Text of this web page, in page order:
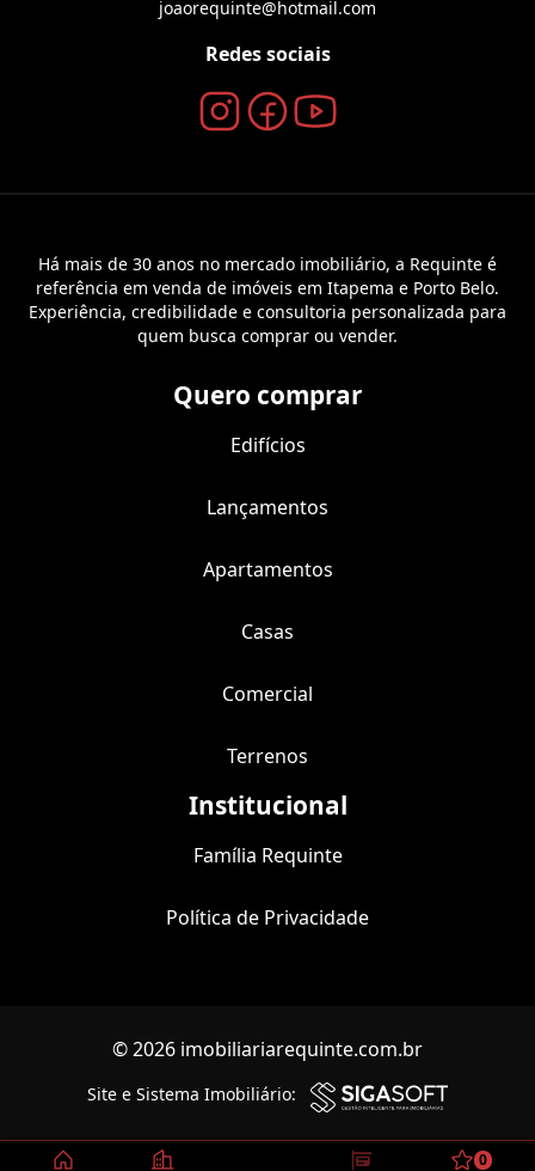
joaorequinte@hotmail.com
Redes sociais
Há mais de 30 anos no mercado imobiliário, a Requinte é
referência em venda de imóveis em Itapema e Porto Belo.
Experiência, credibilidade e consultoria personalizada para
quem busca comprar ou vender.
Quero comprar
Edifícios
Lançamentos
Apartamentos
Casas
Comercial
Terrenos
Institucional
Família Requinte
Política de Privacidade
© 2026 imobiliariarequinte.com.br
Site e Sistema Imobiliário:
0